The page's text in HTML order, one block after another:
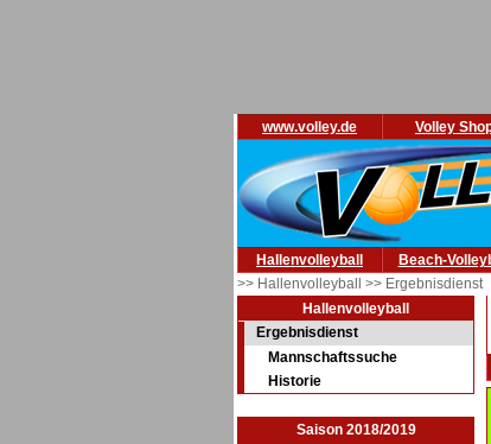
www.volley.de Volley
Hallenvolleyball Beach-
>> Hallenvolleyball >> Ergebnisdienst
Hallenvolleyball
Ergebnisdienst
Mannschaftssuche
Historie
Saison 2018/2019